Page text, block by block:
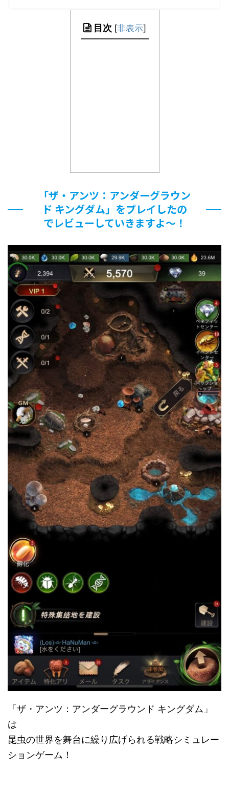
目次 [非表示]
「ザ・アンツ：アンダーグラウン
ド キングダム」をプレイしたの
でレビューしていきますよ～！
「ザ・アンツ：アンダーグラウンド キングダム」
は
昆虫の世界を舞台に繰り広げられる戦略シミュレー
ションゲーム！